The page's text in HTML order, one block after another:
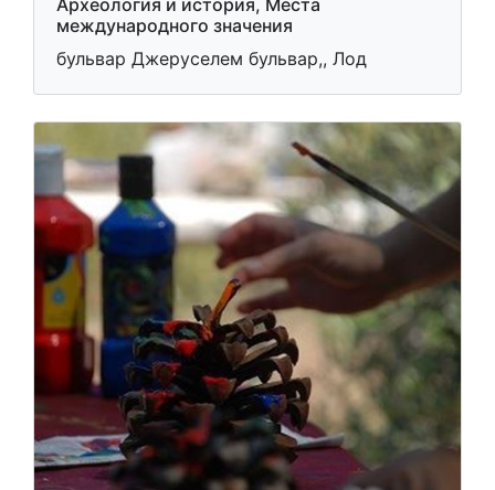
Археология и история, Места
международного значения
бульвар Джеруселем бульвар,, Лод